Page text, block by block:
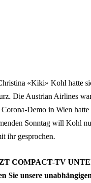
«Kiki» Kohl hatte
Die Austrian Airlines
Corona-Demo in Wien
Sonntag will Kohl
ihr gesprochen.
COMPACT-TV
Sie unsere